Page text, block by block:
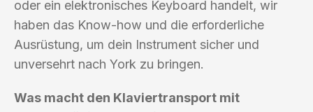
oder ein elektronisches Keyboard handelt, wir
haben das Know-how und die erforderliche
Ausrüstung, um dein Instrument sicher und
unversehrt nach York zu bringen.
Was macht den Klaviertransport mit